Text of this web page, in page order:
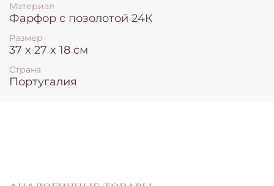
Материал
Фарфор с позолотой 24К
Размер
37 x 27 x 18 см
Страна
Португалия